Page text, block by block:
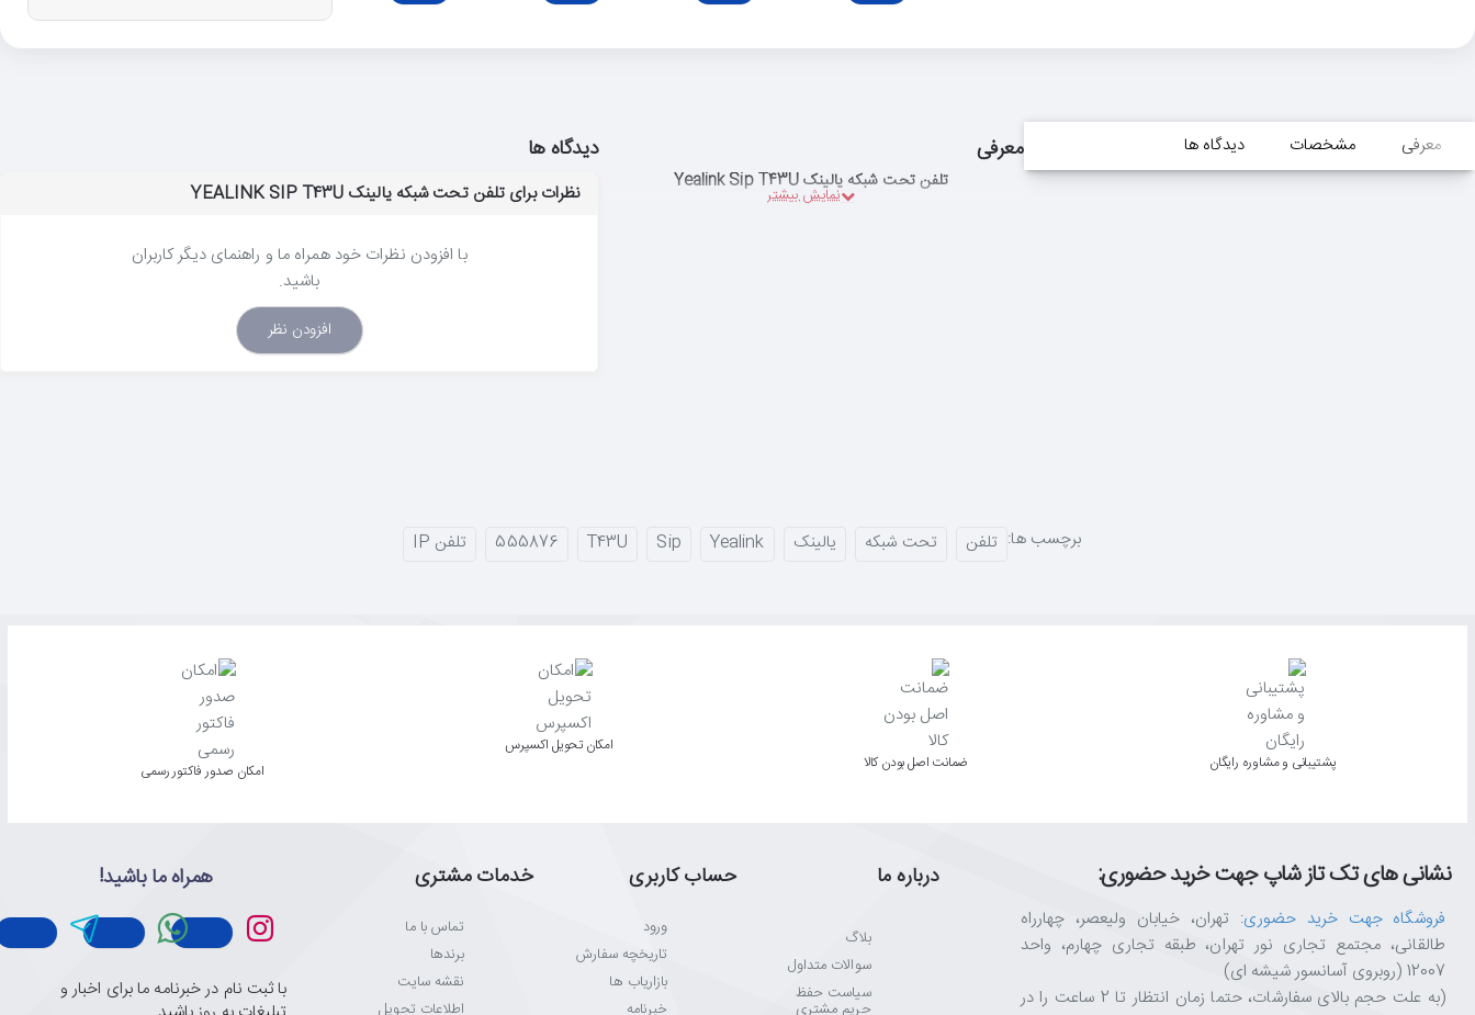
معرفی مشخصات دیدگاه ها معرفی
تلفن تحت شبکه یالینک Yealink Sip T43U
دیدگاه ها
نظرات برای تلفن تحت شبکه یالینک YEALINK SIP T43U
با افزودن نظرات خود همراه ما و راهنمای دیگر کاربران
باشید.
افزودن نظر
برچسب ها: تلفن تحت شبکه یالینک Yealink
Sip
T43U
555876 تلفن IP
پشتیبانی و مشاوره رایگان ﺿﻤﺎﻧﺖ اﺻﻞ ﺑﻮدن ﮐﺎﻟﺎ
اﻣﮑﺎن ﺗﺤﻮﯾﻞ اﮐﺴﭙﺮس
امکان صدور فاکتور رسمی
نشانی های تک تاز شاپ جهت خرید حضوری:
فروشگاه جهت خرید حضوری: تهران، خیابان ولیعصر، چهارراه
طالقانی، مجتمع تجاری نور تهران، طبقه تجاری چهارم، واحد
12007 (روبروی آسانسور شیشه ای)
(به علت حجم بالای سفارشات، حتما زمان انتظار تا 2 ساعت را در
درباره ما
بلاگ
سوالات متداول
سیاست حفظ
حریم مشتری
حساب کاربری
ورود
تاریخچه سفارش
بازاریاب ها
خبرنامه
خدمات مشتری
تماس با ما
برندها
نقشه سایت
اطلاعات تحویل
همراه ما باشید!
با ثبت نام در خبرنامه ما برای اخبار و